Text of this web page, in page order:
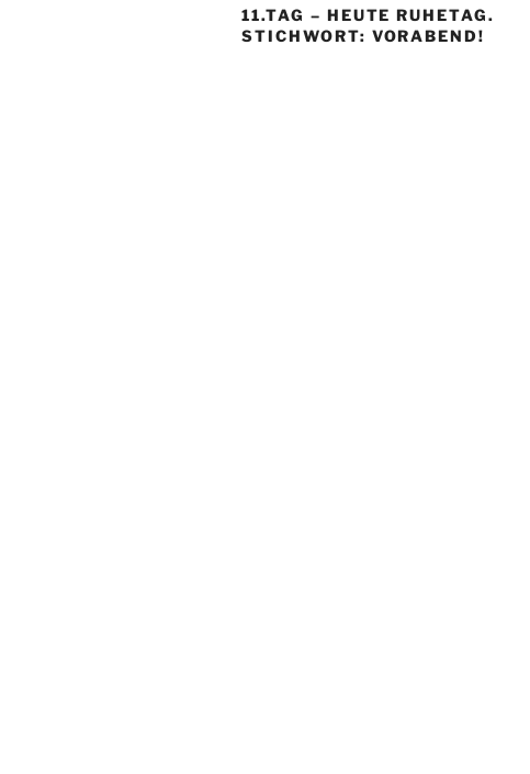
11.TAG – HEUTE RUHETAG.
STICHWORT: VORABEND!